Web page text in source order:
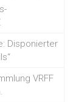
Disponierter
VRFF